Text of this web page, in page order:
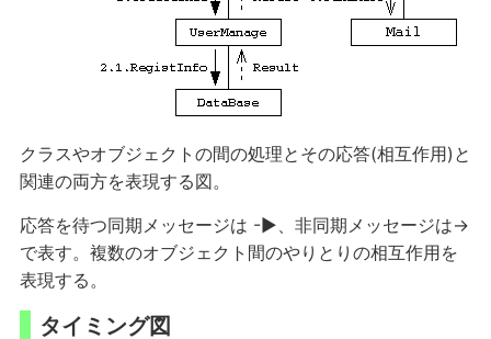
クラスやオブジェクトの間の処理とその応答(相互作用)と
関連の両方を表現する図。
応答を待つ同期メッセージは -▶︎、非同期メッセージは→
で表す。複数のオブジェクト間のやりとりの相互作用を
表現する。
タイミング図